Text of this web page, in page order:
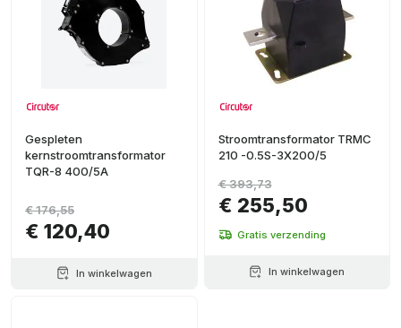
Gespleten
kernstroomtransformator
TQR-8 400/5A
€ 120,40
€ 176,55
In winkelwagen
Stroomtransformator TRMC
210 -0.5S-3X200/5
€ 255,50
€ 393,73
Gratis verzending
In winkelwagen